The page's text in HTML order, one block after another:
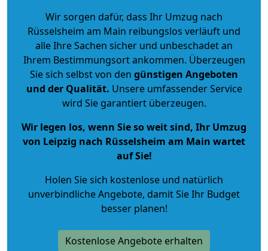
Wir sorgen dafür, dass Ihr Umzug nach
Rüsselsheim am Main reibungslos verläuft und
alle Ihre Sachen sicher und unbeschadet an
Ihrem Bestimmungsort ankommen. Überzeugen
Sie sich selbst von den günstigen Angeboten
und der Qualität. Unsere umfassender Service
wird Sie garantiert überzeugen.
Wir legen los, wenn Sie so weit sind, Ihr Umzug
von Leipzig nach Rüsselsheim am Main wartet
auf Sie!
Holen Sie sich kostenlose und natürlich
unverbindliche Angebote, damit Sie Ihr Budget
besser planen!
Kostenlose Angebote erhalten